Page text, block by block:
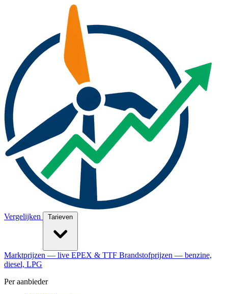
Vergelijken Tarieven
Marktprijzen — live EPEX & TTF Brandstofprijzen — benzine,
diesel, LPG
Per aanbieder